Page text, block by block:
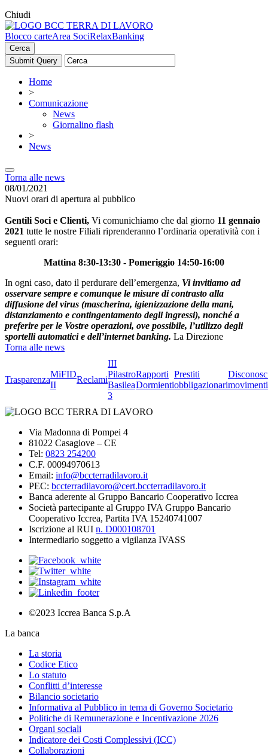
Chiudi
Blocco carteArea SociRelaxBanking
Cerca
Home
>
Comunicazione
News
Giornalino flash
>
News
Torna alle news
08/01/2021
Nuovi orari di apertura al pubblico
Gentili Soci e Clienti, Vi comunichiamo che dal giorno 11 gennaio
2021 tutte le nostre Filiali riprenderanno l’ordinaria operatività con i
seguenti orari:
Mattina 8:30-13:30 - Pomeriggio 14:50-16:00
In ogni caso, dato il perdurare dell’emergenza, Vi invitiamo ad
osservare sempre e comunque le misure di contrasto alla
diffusione del virus (mascherina, igienizzazione della mani,
distanziamento e contingentamento degli ingressi), nonché a
preferire per le Vostre operazioni, ove possibile, l’utilizzo degli
sportelli automatici e dell’internet banking. La Direzione
Torna alle news
Trasparenza
MiFID
II
Reclami
III
Pilastro
Basilea
3
Rapporti
Dormienti
Prestiti
obbligazionarimovimenti
Via Madonna di Pompei 4
81022 Casagiove – CE
Tel: 0823 254200
C.F. 00094970613
Email: info@bccterradilavoro.it
PEC: bccterradilavoro@cert.bccterradilavoro.it
Banca aderente al Gruppo Bancario Cooperativo Iccrea
Società partecipante al Gruppo IVA Gruppo Bancario
Cooperativo Iccrea, Partita IVA 15240741007
Iscrizione al RUI n. D000108701
Intermediario soggetto a vigilanza IVASS
©2023 Iccrea Banca S.p.A
La banca
La storia
Codice Etico
Lo statuto
Conflitti d’interesse
Bilancio societario
Informativa al Pubblico in tema di Governo Societario
Politiche di Remunerazione e Incentivazione 2026
Organi sociali
Indicatore dei Costi Complessivi (ICC)
Collaborazioni